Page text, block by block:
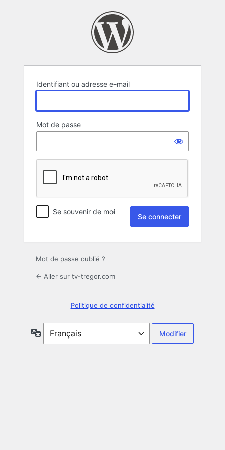
Identifiant ou adresse e-mail
Mot de passe
Se souvenir de moi
Mot de passe oublié ?
← Aller sur tv-tregor.com
Politique de confidentialité
Langue